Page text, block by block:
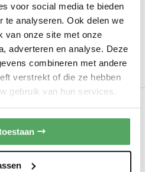
voor social media te bieden
te analyseren. Ook delen we
van onze site met onze
adverteren en analyse. Deze
combineren met andere
verstrekt of die ze hebben
gebruik van hun services.
Frost
leverbaar
Vrijstaand
± 192 cm